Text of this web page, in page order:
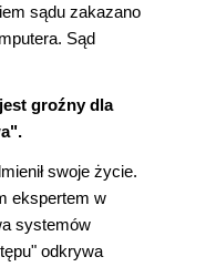
sądu zakazano
Sąd
groźny dla
swoje życie.
ekspertem w
systemów
odkrywa